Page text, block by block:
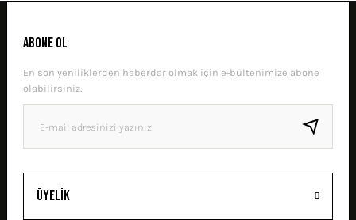
Ürün fiyatı diğer sitelerden daha pahalı.
Bu ürüne benzer farklı alternatifler olmalı.
GÖNDER
Üyelik
ABONE OL
En son yeniliklerden haberdar olmak için e-bültenimize abone
olabilirsiniz.